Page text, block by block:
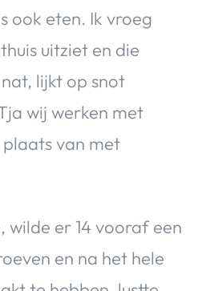
ook eten. Ik vroeg
uitziet en die
lijkt op snot
wij werken met
van met
wilde er 14 vooraf een
en na het hele